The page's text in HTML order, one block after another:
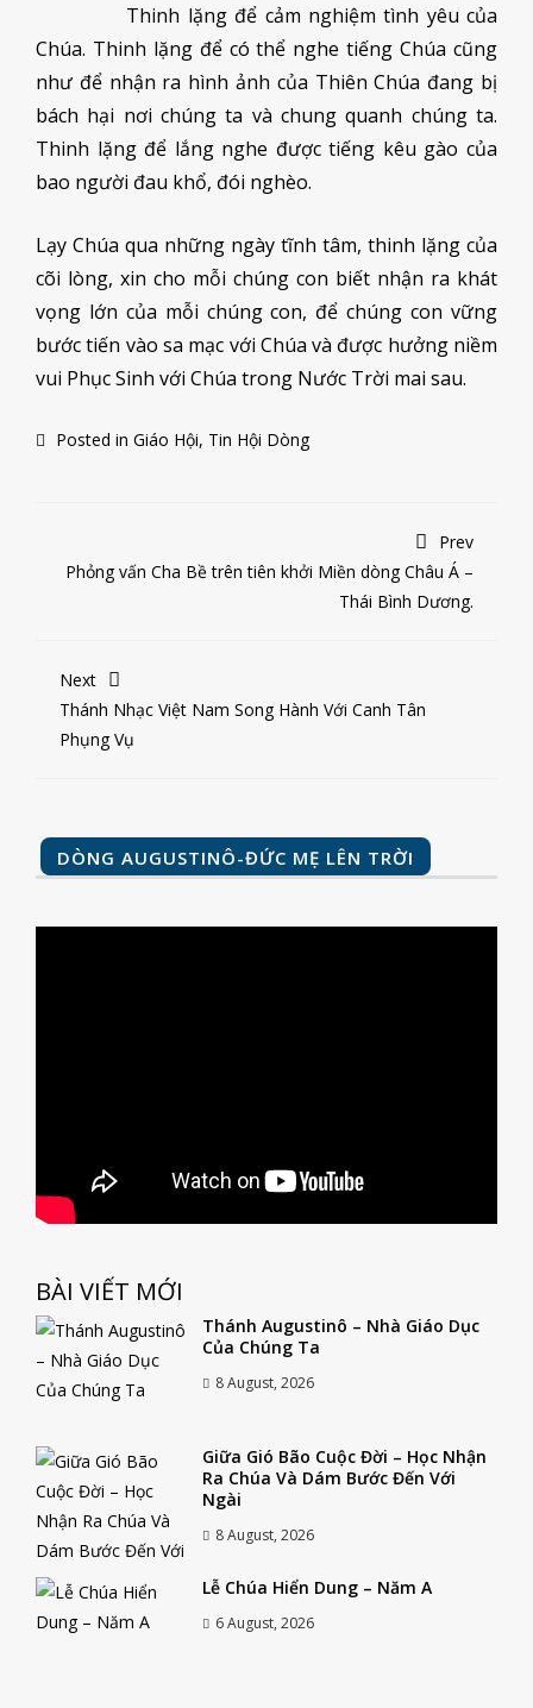
Thinh lặng để cảm nghiệm tình yêu của
Chúa. Thinh lặng để có thể nghe tiếng Chúa cũng
như để nhận ra hình ảnh của Thiên Chúa đang bị
bách hại nơi chúng ta và chung quanh chúng ta.
Thinh lặng để lắng nghe được tiếng kêu gào của
bao người đau khổ, đói nghèo.
Lạy Chúa qua những ngày tĩnh tâm, thinh lặng của
cõi lòng, xin cho mỗi chúng con biết nhận ra khát
vọng lớn của mỗi chúng con, để chúng con vững
bước tiến vào sa mạc với Chúa và được hưởng niềm
vui Phục Sinh với Chúa trong Nước Trời mai sau.
Posted in Giáo Hội, Tin Hội Dòng
Prev
Phỏng vấn Cha Bề trên tiên khởi Miền dòng Châu Á –
Thái Bình Dương.
Next
Thánh Nhạc Việt Nam Song Hành Với Canh Tân
Phụng Vụ
DÒNG AUGUSTINÔ-ĐỨC MẸ LÊN TRỜI
BÀI VIẾT MỚI
Thánh Augustinô – Nhà Giáo Dục
Của Chúng Ta
8 August, 2026
Giữa Gió Bão Cuộc Đời – Học Nhận
Ra Chúa Và Dám Bước Đến Với
Ngài
8 August, 2026
Lễ Chúa Hiển Dung – Năm A
6 August, 2026